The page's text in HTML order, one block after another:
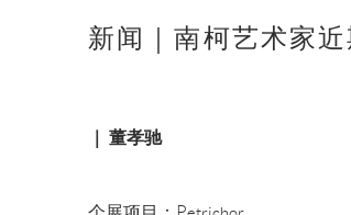
新闻｜南柯艺术家
｜ 董孝驰